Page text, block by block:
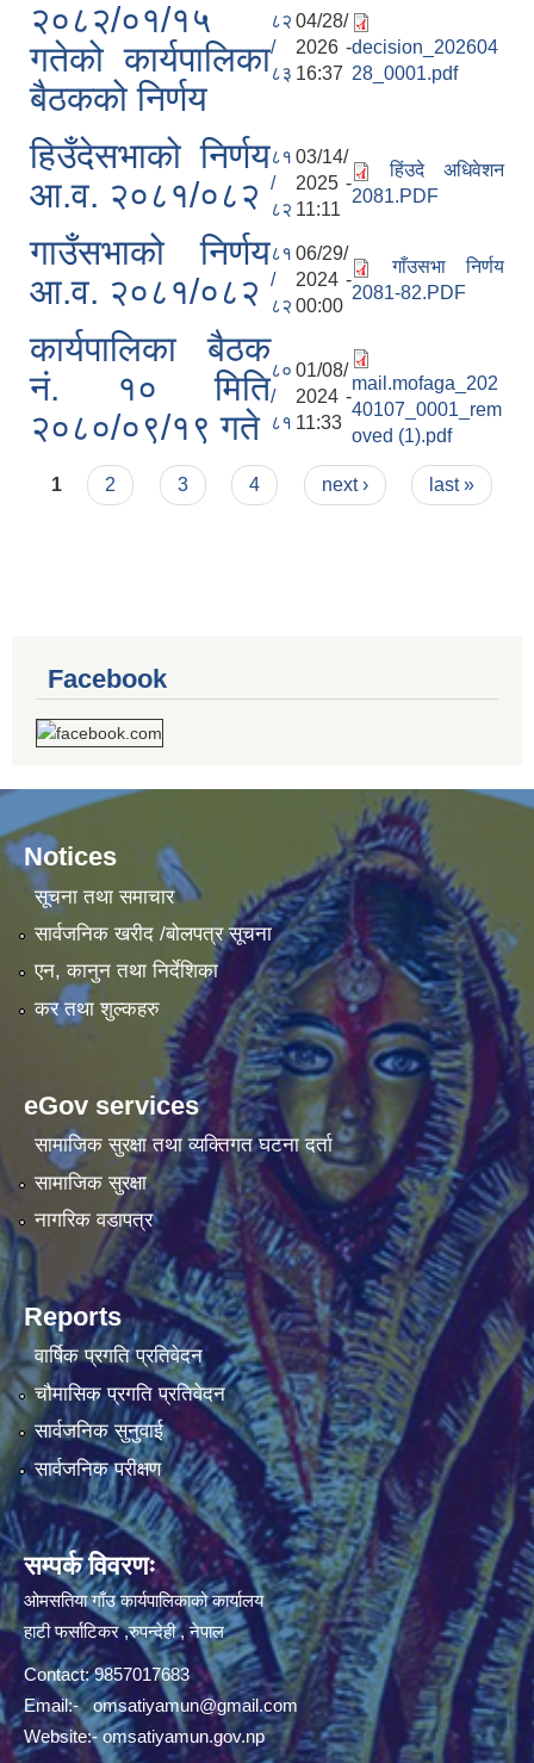
२०८२/०१/१५
गतेको कार्यपालिका
बैठकको निर्णय
८२
/
८३
04/28/
2026 -
16:37
decision_202604
28_0001.pdf
हिउँदेसभाको निर्णय
आ.व. २०८१/०८२
८१
/
८२
03/14/
2025 -
11:11
हिंउदे अधिवेशन
2081.PDF
गाउँसभाको निर्णय
आ.व. २०८१/०८२
८१
/
८२
06/29/
2024 -
00:00
गाँउसभा निर्णय
2081-82.PDF
कार्यपालिका बैठक
नं. १० मिति
२०८०/०९/१९ गते
८०
/
८१
01/08/
2024 -
11:33
mail.mofaga_202
40107_0001_rem
oved (1).pdf
Pages
1 2 3 4 next › last »
Facebook
Notices
सूचना तथा समाचार
सार्वजनिक खरीद /बोलपत्र सूचना
एन, कानुन तथा निर्देशिका
कर तथा शुल्कहरु
eGov services
सामाजिक सुरक्षा तथा व्यक्तिगत घटना दर्ता
सामाजिक सुरक्षा
नागरिक वडापत्र
Reports
वार्षिक प्रगति प्रतिवेदन
चौमासिक प्रगति प्रतिवेदन
सार्वजनिक सुनुवाई
सार्वजनिक परीक्षण
सम्पर्क विवरणः
ओमसतिया गाँउ कार्यपालिकाको कार्यालय
हाटी फर्साटिकर ,रुपन्देही , नेपाल
Contact: 9857017683
Email:-omsatiyamun@gmail.com
Website:- omsatiyamun.gov.np